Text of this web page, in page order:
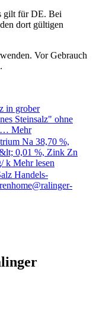
gilt für DE. Bei
dort gültigen
Vor Gebrauch
in grober
Steinsalz" ohne
Mehr
Na 38,70 %,
0,01 %, Zink Zn
k Mehr lesen
Handels-